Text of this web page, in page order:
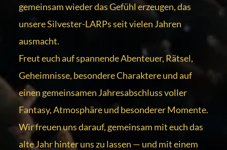
gemeinsam wieder das Gefühl erzeugen, das
unsere Silvester-LARPs seit vielen Jahren
ausmacht.
Freut euch auf spannende Abenteuer, Rätsel,
Geheimnisse, besondere Charaktere und auf
einen gemeinsamen Jahresabschluss voller
Fantasy, Atmosphäre und besonderer Momente.
Wir freuen uns darauf, gemeinsam mit euch das
alte Jahr hinter uns zu lassen — und mit einem